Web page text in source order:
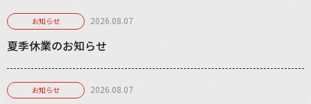
お知らせ 2026.08.07
夏季休業のお知らせ
お知らせ 2026.08.07